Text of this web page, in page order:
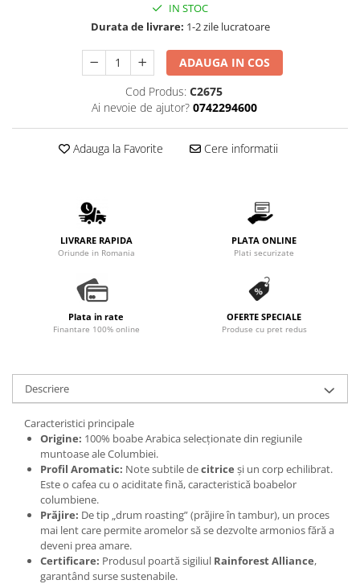
IN STOC
Durata de livrare: 1-2 zile lucratoare
ADAUGA IN COS
Cod Produs: C2675
Ai nevoie de ajutor? 0742294600
Adauga la Favorite Cere informatii
LIVRARE RAPIDA
Oriunde in Romania
PLATA ONLINE
Plati securizate
Plata in rate
Finantare 100% online
OFERTE SPECIALE
Produse cu pret redus
Descriere
Caracteristici principale
Origine: 100% boabe Arabica selecționate din regiunile
muntoase ale Columbiei.
Profil Aromatic: Note subtile decitrice și un corp echilibrat.
Este o cafea cu o aciditate fină, caracteristică boabelor
columbiene.
Prăjire: De tip „drum roasting” (prăjire în tambur), un proces
mai lent care permite aromelor să se dezvolte armonios fără a
deveni prea amare.
Certificare: Produsul poartă sigiliul Rainforest Alliance,
garantând surse sustenabile.